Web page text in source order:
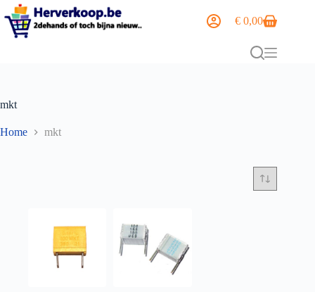
€ 0,00
mkt
Home mkt